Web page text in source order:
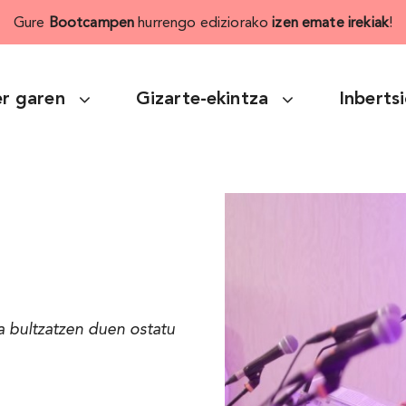
Gure Bootcampen hurrengo ediziorakoizen emate irekiak!
garen Gizarte-ekintza
bultzatzen duen ostatu